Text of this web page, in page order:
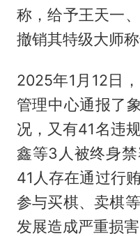
称，给予王天一
撤销其特级大师称
2025年1月12日
管理中心通报了
况，又有41名违
鑫等3人被终身
41人存在通过行
参与买棋、卖棋
发展造成严重损害